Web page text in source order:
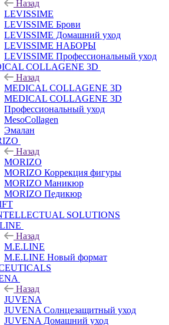
Назад
LEVISSIME
LEVISSIME Брови
LEVISSIME Домашний уход
LEVISSIME НАБОРЫ
LEVISSIME Профессиональный уход
COLLAGENE 3D
Назад
MEDICAL COLLAGENE 3D
MEDICAL COLLAGENE 3D
Профессиональный уход
MesoCollagen
Эмалан
Назад
MORIZO
MORIZO Коррекция фигуры
MORIZO Маникюр
MORIZO Педикюр
SOLUTIONS
Назад
M.E.LINE
M.E.LINE Новый формат
Назад
JUVENA
JUVENA Солнцезащитный уход
JUVENA Домашний уход